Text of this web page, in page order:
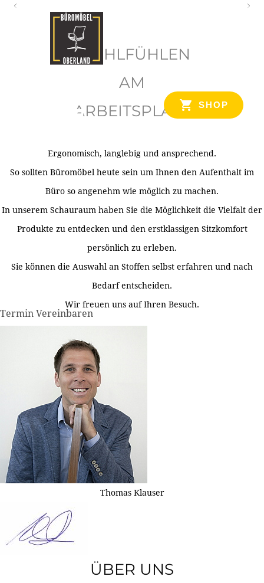
SHOP
WOHLFÜHLEN
AM
ARBEITSPLATZ
Ergonomisch, langlebig und ansprechend.
So sollten Büromöbel heute sein um Ihnen den Aufenthalt im
Büro so angenehm wie möglich zu machen.
In unserem Schauraum haben Sie die Möglichkeit die Vielfalt der
Produkte zu entdecken und den erstklassigen Sitzkomfort
persönlich zu erleben.
Sie können die Auswahl an Stoffen selbst erfahren und nach
Bedarf entscheiden.
Wir freuen uns auf Ihren Besuch.
Termin Vereinbaren
Thomas Klauser
ÜBER UNS